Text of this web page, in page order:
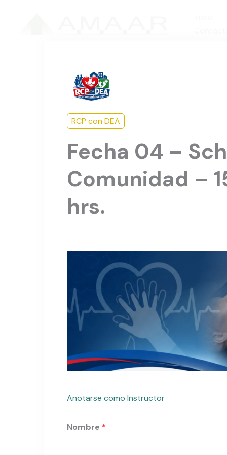
RCP con DEA
Fecha 04 –
Comunidad –
hrs.
Anotarse como Instructor
Nombre *